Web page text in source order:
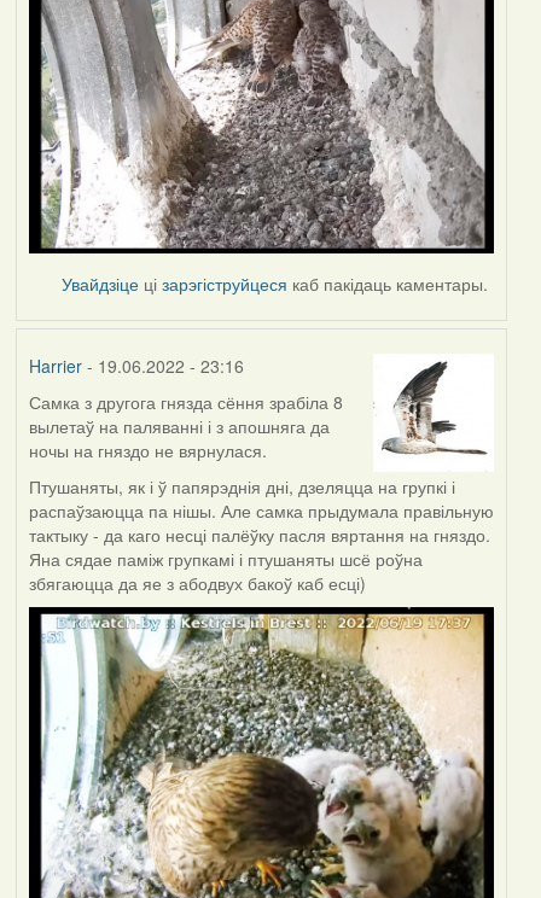
Увайдзіце цізарэгіструйцеся каб пакідаць каментары.
Harrier- 19.06.2022 - 23:16
Самка з другога гнязда сёння зрабіла 8
вылетаў на паляванні і з апошняга да
ночы на гняздо не вярнулася.
Птушаняты, як і ў папярэднія дні, дзеляцца на групкі і
распаўзаюцца па нішы. Але самка прыдумала правільную
тактыку - да каго несці палёўку пасля вяртання на гняздо.
Яна сядае паміж групкамі і птушаняты шсё роўна
збягаюцца да яе з абодвух бакоў каб есці)